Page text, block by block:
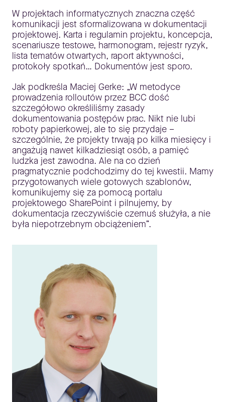
W projektach informatycznych znaczna część
komunikacji jest sformalizowana w dokumentacji
projektowej. Karta i regulamin projektu, koncepcja,
scenariusze testowe, harmonogram, rejestr ryzyk,
lista tematów otwartych, raport aktywności,
protokoły spotkań… Dokumentów jest sporo.
Jak podkreśla Maciej Gerke: „W metodyce
prowadzenia rolloutów przez BCC dość
szczegółowo określiliśmy zasady
dokumentowania postępów prac. Nikt nie lubi
roboty papierkowej, ale to się przydaje –
szczególnie, że projekty trwają po kilka miesięcy i
angażują nawet kilkadziesiąt osób, a pamięć
ludzka jest zawodna. Ale na co dzień
pragmatycznie podchodzimy do tej kwestii. Mamy
przygotowanych wiele gotowych szablonów,
komunikujemy się za pomocą portalu
projektowego SharePoint i pilnujemy, by
dokumentacja rzeczywiście czemuś służyła, a nie
była niepotrzebnym obciążeniem”.